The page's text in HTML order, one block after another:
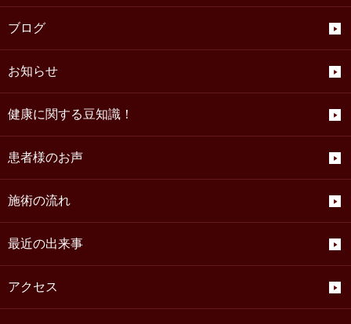
ブログ
お知らせ
健康に関する豆知識！
患者様のお声
施術の流れ
最近の出来事
アクセス